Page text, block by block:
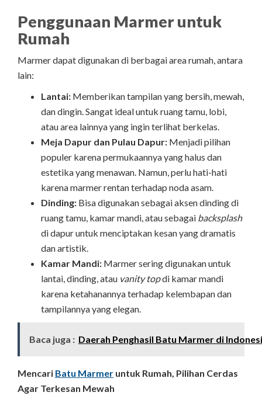
Penggunaan Marmer untuk
Rumah
Marmer dapat digunakan di berbagai area rumah, antara
lain:
Lantai: Memberikan tampilan yang bersih, mewah,
dan dingin. Sangat ideal untuk ruang tamu, lobi,
atau area lainnya yang ingin terlihat berkelas.
Meja Dapur dan Pulau Dapur: Menjadi pilihan
populer karena permukaannya yang halus dan
estetika yang menawan. Namun, perlu hati-hati
karena marmer rentan terhadap noda asam.
Dinding: Bisa digunakan sebagai aksen dinding di
ruang tamu, kamar mandi, atau sebagai backsplash
di dapur untuk menciptakan kesan yang dramatis
dan artistik.
Kamar Mandi: Marmer sering digunakan untuk
lantai, dinding, atau vanity topdi kamar mandi
karena ketahanannya terhadap kelembapan dan
tampilannya yang elegan.
Baca juga : Daerah Penghasil Batu Marmer di
Mencari Batu Marmer untuk Rumah, Pilihan Cerdas
Agar Terkesan Mewah